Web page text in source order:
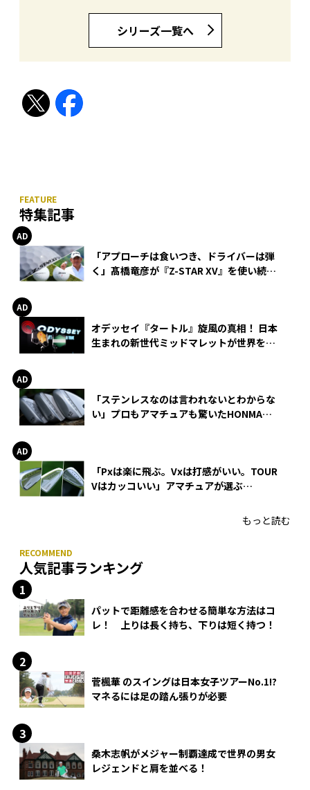
シリーズ一覧へ
特集記事
「アプローチは食いつき、ドライバーは弾
く」髙橋竜彦が『Z-STAR XV』を使い続け
オデッセイ『タートル』旋風の真相！ 日本
生まれの新世代ミッドマレットが世界を席
「ステンレスなのは言われないとわからな
い」プロもアマチュアも驚いたHONMA
「Pxは楽に飛ぶ。Vxは打感がいい。TOUR
Vはカッコいい」アマチュアが選ぶ
もっと読む
人気記事ランキング
パットで距離感を合わせる簡単な方法はコ
レ！ 上りは長く持ち、下りは短く持つ！
菅楓華 のスイングは日本女子ツアーNo.1!?
マネるには足の踏ん張りが必要
桑木志帆がメジャー制覇達成で世界の男女
レジェンドと肩を並べる！